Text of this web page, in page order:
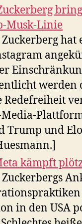
Musk-Linie
hat
werden
Redefreiheit
Media-
Trump und
kämpft
in den USA